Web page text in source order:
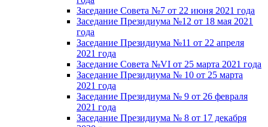
Заседание Совета №7 от 22 июня 2021 года
Заседание Президиума №12 от 18 мая 2021
года
Заседание Президиума №11 от 22 апреля
2021 года
Заседание Совета №VI от 25 марта 2021 года
Заседание Президиума № 10 от 25 марта
2021 года
Заседание Президиума № 9 от 26 февраля
2021 года
Заседание Президиума № 8 от 17 декабря